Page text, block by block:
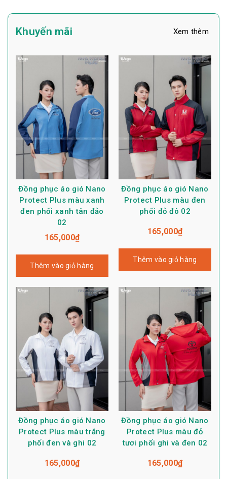
Khuyến mãi Xem thêm
Đồng phục áo gió Nano
Protect Plus màu xanh
đen phối xanh tân đảo
02
165,000₫
Thêm vào giỏ hàng
Đồng phục áo gió Nano
Protect Plus màu đen
phối đỏ đô 02
165,000₫
Thêm vào giỏ hàng
Đồng phục áo gió Nano
Protect Plus màu trắng
phối đen và ghi 02
165,000₫
Đồng phục áo gió Nano
Protect Plus màu đỏ
tươi phối ghi và đen 02
165,000₫